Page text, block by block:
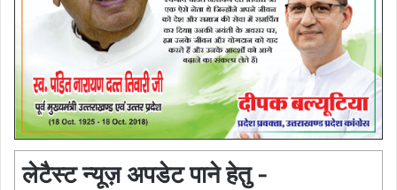
लेटैस्ट न्यूज़ अपडेट पाने हेतु -